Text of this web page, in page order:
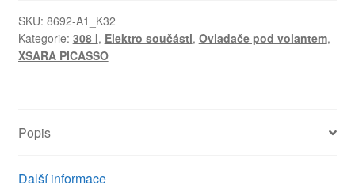
98062018XT
96643946XT
6242PP
SKU: 8692-A1_K32
Kategorie: 308 I, Elektro součásti, Ovladače pod volantem,
XSARA PICASSO
Popis
Další informace